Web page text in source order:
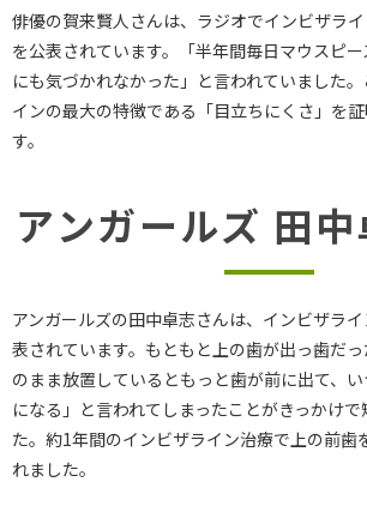
俳優の賀来賢人さんは、ラジオでインビザラ
を公表されています。「半年間毎日マウスピ
にも気づかれなかった」と言われていました
インの最大の特徴である「目立ちにくさ」を
す。
アンガールズ 田
アンガールズの田中卓志さんは、インビザラ
表されています。もともと上の歯が出っ歯だ
のまま放置しているともっと歯が前に出て、
になる」と言われてしまったことがきっかけ
た。約1年間のインビザライン治療で上の前歯
れました。